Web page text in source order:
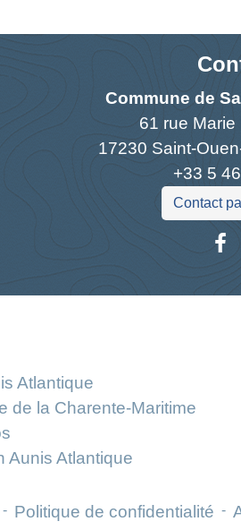
Commune de
61 rue
17230 Saint-
+33 5
Contact
Atlantique
de la Charente-Maritime
Aunis Atlantique
- Politique de confidentialité -